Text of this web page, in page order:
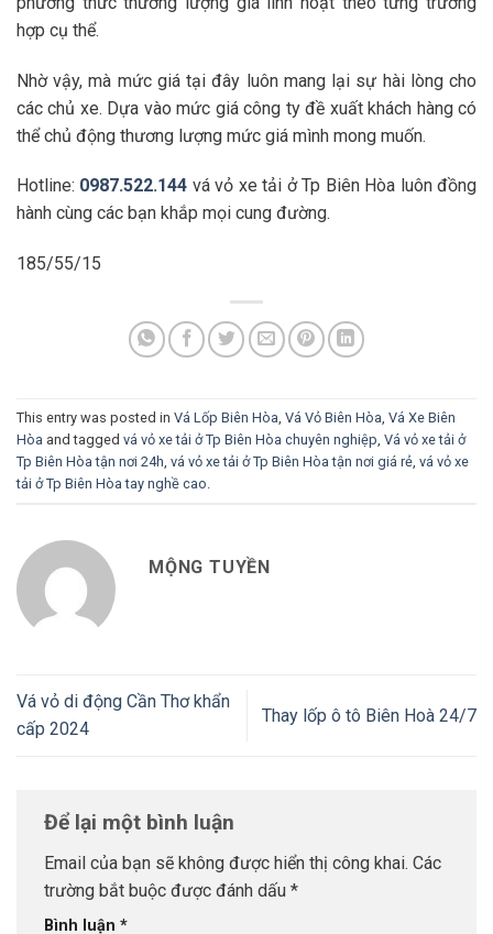
hợp cụ thể.
Nhờ vậy, mà mức giá tại đây luôn mang lại sự hài lòng cho
các chủ xe. Dựa vào mức giá công ty đề xuất khách hàng có
thể chủ động thương lượng mức giá mình mong muốn.
Hotline: 0987.522.144 vá vỏ xe tải ở Tp Biên Hòa luôn đồng
hành cùng các bạn khắp mọi cung đường.
185/55/15
This entry was posted in Vá Lốp Biên Hòa Vá Vỏ Biên Hòa Vá Xe Biên
Hòa and tagged vá vỏ xe tải ở Tp Biên Hòa chuyên nghiệp Vá vỏ xe tải ở
Tp Biên Hòa tận nơi 24h vá vỏ xe tải ở Tp Biên Hòa tận nơi giá rẻ vá vỏ xe
tải ở Tp Biên Hòa tay nghề cao
MỘNG TUYỀN
Vá vỏ di động Cần Thơ khẩn
cấp 2024
Thay lốp ô tô Biên Hoà 24/7
Để lại một bình luận
Email của bạn sẽ không được hiển thị công khai. Các
trường bắt buộc được đánh dấu *
Bình luận *